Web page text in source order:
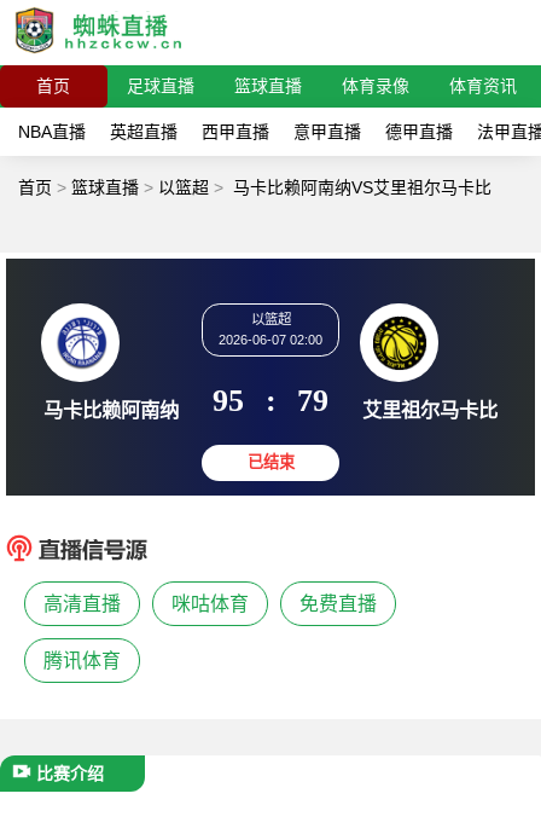
首页 足球直播 篮球直播 体育录像 体育资讯
NBA直播 英超直播 西甲直播 意甲直播 德甲直播 法甲直
首页 > 篮球直播 > 以篮超 > 马卡比赖阿南纳VS艾里祖尔马卡比
马卡比赖阿南纳
以篮超
2026-06-07 02:00
95 : 79 艾里祖
高清直播 咪咕体育 免费直播
腾讯体育
比赛介绍